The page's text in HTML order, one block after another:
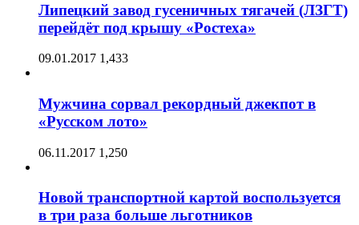
Липецкий завод гусеничных тягачей (ЛЗГТ)
перейдёт под крышу «Ростеха»
09.01.2017 1,433
Мужчина сорвал рекордный джекпот в
«Русском лото»
06.11.2017 1,250
Новой транспортной картой воспользуется
в три раза больше льготников